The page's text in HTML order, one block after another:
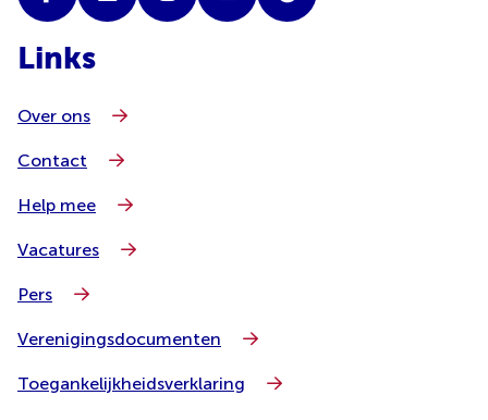
Links
Over ons
Contact
Help mee
Vacatures
Pers
Verenigingsdocumenten
Toegankelijkheidsverklaring